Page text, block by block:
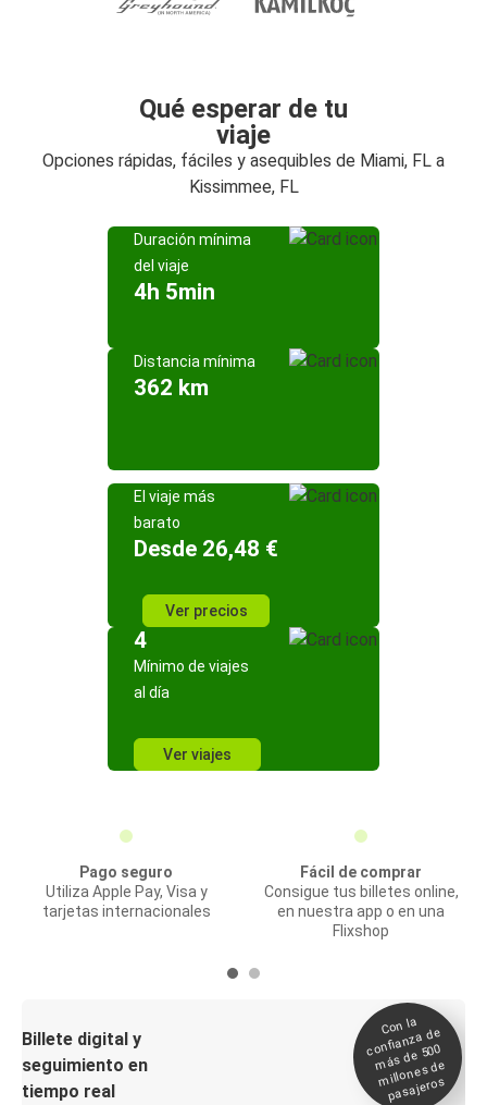
Qué esperar de tu
viaje
Opciones rápidas, fáciles y asequibles de Miami, FL a
Kissimmee, FL
Duración mínima
del viaje
4h 5min
Distancia mínima
362 km
El viaje más
barato
Desde 26,48 €
Ver precios
4
Mínimo de viajes
al día
Ver viajes
Pago seguro
Utiliza Apple Pay, Visa y
tarjetas internacionales
Fácil de comprar
Consigue tus billetes online,
en nuestra app o en una
Flixshop
Billete digital y
seguimiento en
tiempo real
Con la
confianza de
más de 500
millones de
pasajeros